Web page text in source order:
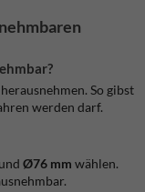
So gibst
werden darf.
und Ø76 mm wählen.